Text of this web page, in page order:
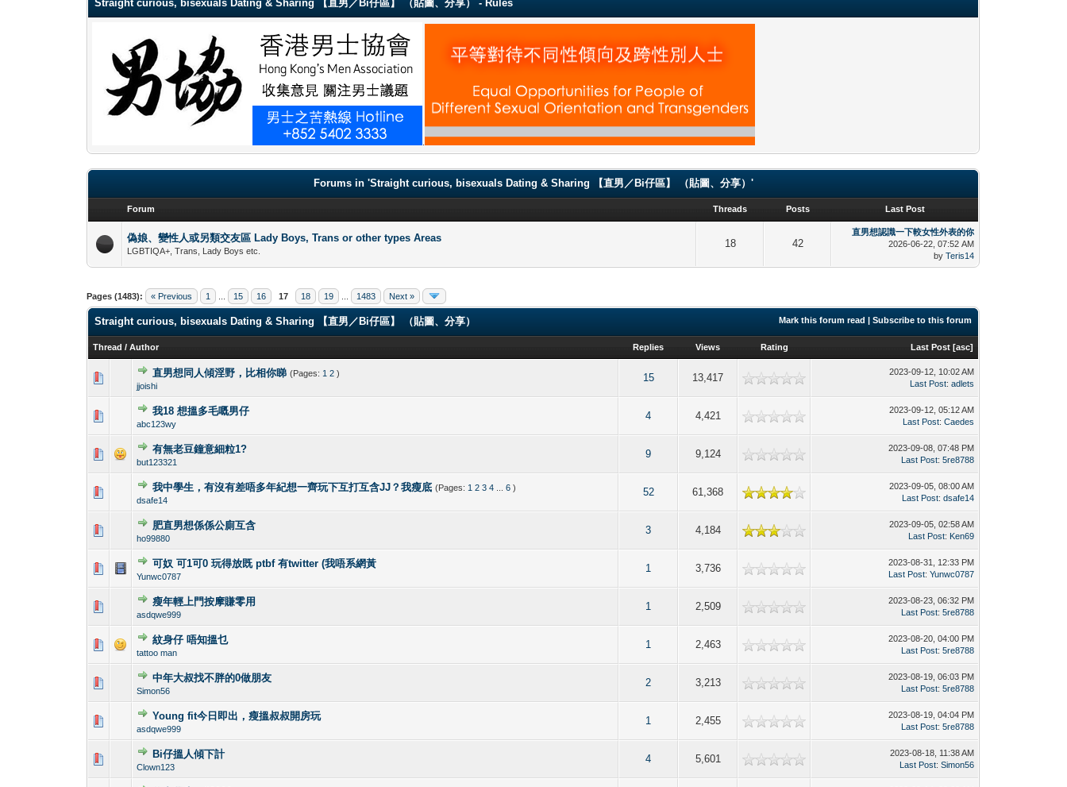
Straight curious, bisexuals Dating & Sharing 【直男／Bi仔區】 （貼圖、分享） - Rules
Forums in 'Straight curious, bisexuals Dating & Sharing 【直男／Bi仔區】 （貼圖、分享）'
Forum Threads Posts Last Post
偽娘、變性人或另類交友區 Lady Boys, Trans or other types Areas
LGBTIQA+, Trans, Lady Boys etc.
18 42
直男想認識一下較女性外表的你
2026-06-22, 07:52 AM
byTeris14
Pages (1483): « Previous 1 15 16 17 18 19 1483 Next »
Mark this forum read |Subscribe to this forum
Straight curious, bisexuals Dating & Sharing 【直男／Bi仔區】 （貼圖、分享）
Thread /Author Replies Views Rating Last Post [asc]
直男想同人傾淫野，比相你睇 (Pages: 1 2 )
jjoishi
15 13,417
0 Vote(s) - 0 out of 5 in Average
2023-09-12, 10:02 AM
Last Post:adlets
我18 想搵多毛嘅男仔
abc123wy
4 4,421
2023-09-12, 05:12 AM
Last Post:Caedes
有無老豆鐘意細粒1?
but123321
9 9,124
2023-09-08, 07:48 PM
Last Post:5re8788
我中學生，有沒有差唔多年紀想一齊玩下互打互含JJ？我瘦底 (Pages: 1 2 3 4 ...6 )
dsafe14
52 61,368
4 Vote(s) - 3.75 out of 5 in Average
12345
2023-09-05, 08:00 AM
Last Post:dsafe14
肥直男想係係公廁互含
ho99880
3 4,184
2023-09-05, 02:58 AM
Last Post: Ken69
可奴 可1可0 玩得放既 ptbf 有twitter (我唔系網黃
Yunwc0787
1 3,736
0 Vote(s) - 0 out of 5 in Average
12345
2023-08-31, 12:33 PM
Last Post:Yunwc0787
瘦年輕上門按摩賺零用
asdqwe999
1 2,509
2023-08-23, 06:32 PM
Last Post:5re8788
紋身仔 唔知搵乜
tattoo man
1 2,463
2023-08-20, 04:00 PM
Last Post:5re8788
中年大叔找不胖的0做朋友
Simon56
2 3,213
2023-08-19, 06:03 PM
Last Post:5re8788
Young fit今日即出，瘦搵叔叔開房玩
asdqwe999
1 2,455
0 Vote(s) - 0 out of 5 in Average
2023-08-19, 04:04 PM
Last Post:5re8788
Bi仔搵人傾下計
Clown123
4 5,601
2023-08-18, 11:38 AM
Last Post:Simon56